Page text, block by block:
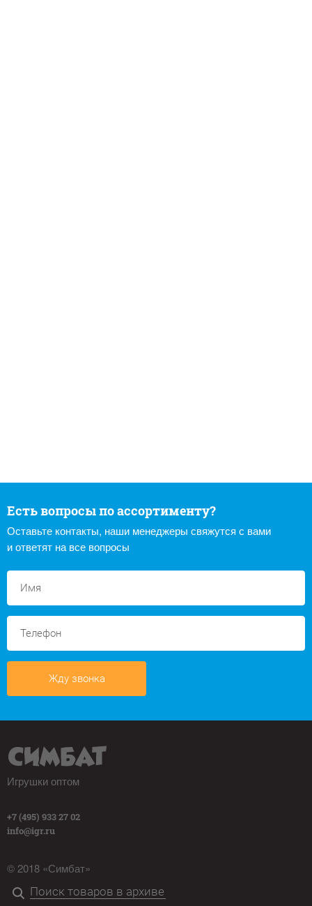
Есть вопросы по ассортименту?
Оставьте контакты, наши менеджеры свяжутся с вами
и ответят на все вопросы
Жду звонка
Игрушки оптом
+7 (495) 933 27 02
info@igr.ru
© 2018 «Симбат»